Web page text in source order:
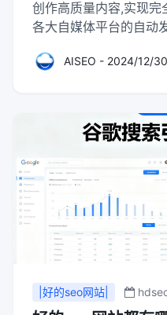
创作高质量内容,实现完
各大自媒体平台的自动
AIseo系统提升网站的
AISEO - 2024/12/
|好的seo网站|